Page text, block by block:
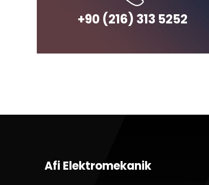
+90 (216) 313 5252
Afi Elektromekanik